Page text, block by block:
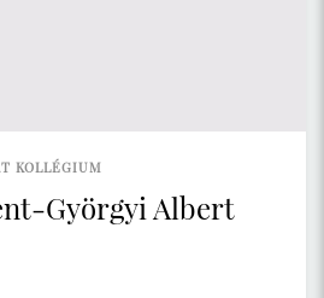
KOLLÉGIUM
Györgyi Albert